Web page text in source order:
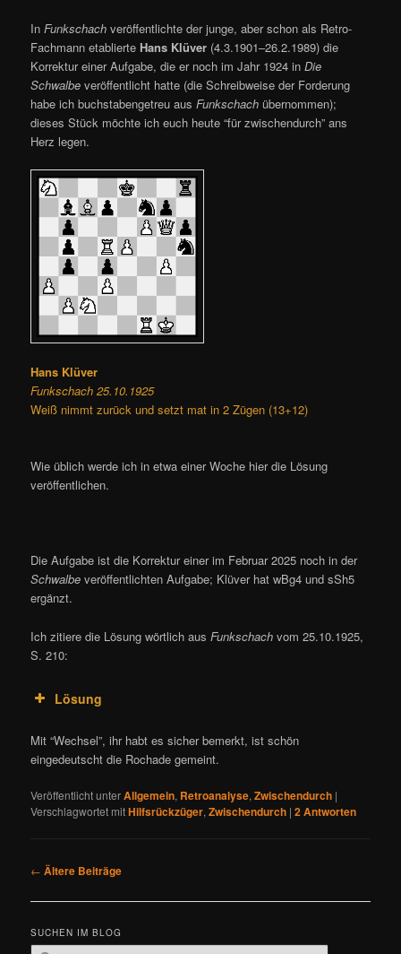
InFunkschach veröffentlichte der junge, aber schon als Retro-
Fachmann etablierte Hans Klüver (4.3.1901–26.2.1989) die
Korrektur einer Aufgabe, die er noch im Jahr 1924 inDie
Schwalbe veröffentlicht hatte (die Schreibweise der Forderung
habe ich buchstabengetreu ausFunkschach übernommen);
dieses Stück möchte ich euch heute “für zwischendurch” ans
Herz legen.
Hans Klüver
Funkschach 25.10.1925
Weiß nimmt zurück und setzt mat in 2 Zügen (13+12)
Wie üblich werde ich in etwa einer Woche hier die Lösung
veröffentlichen.
Die Aufgabe ist die Korrektur einer im Februar 2025 noch in der
Schwalbe veröffentlichten Aufgabe; Klüver hat wBg4 und sSh5
ergänzt.
Ich zitiere die Lösung wörtlich ausFunkschach vom 25.10.1925,
S. 210:
Lösung
Mit “Wechsel”, ihr habt es sicher bemerkt, ist schön
eingedeutscht die Rochade gemeint.
Veröffentlicht unterAllgemein, Retroanalyse,Zwischendurch |
Verschlagwortet mitHilfsrückzüger,Zwischendurch |2Antworten
B
i
r
← Ältere Beiträge
SUCHEN IM BLOG